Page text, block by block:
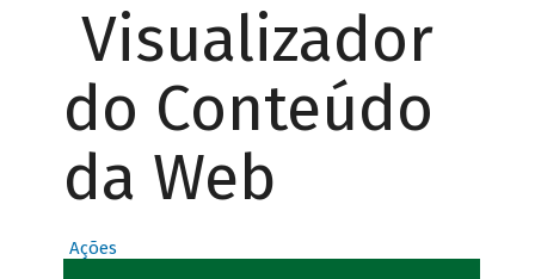
Visualizador
do Conteúdo
da Web
Ações